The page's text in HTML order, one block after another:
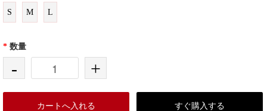
S M L
* 数量
- +
カートへ入れる すぐ購入する